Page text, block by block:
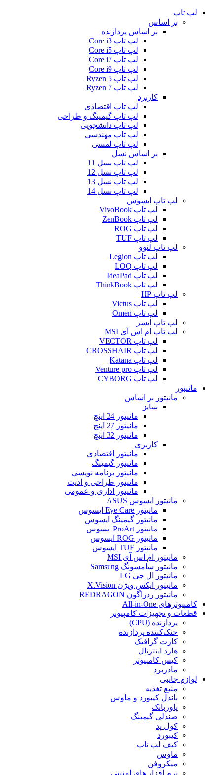
لپ تاپ
بر اساس
بر اساس پردازنده
لپ تاپ Core i3
لپ تاپ Core i5
لپ تاپ Core i7
لپ تاپ Core i9
لپ تاپ Ryzen 5
لپ تاپ Ryzen 7
کاربرد
لپ تاپ اقتصادی
لپ تاپ گیمینگ و طراحی
لپ تاپ دانشجویی
لپ تاپ مهندسی
لپ تاپ لمسی
بر اساس نسل
لپ تاپ نسل 11
لپ تاپ نسل 12
لپ تاپ نسل 13
لپ تاپ نسل 14
لپ تاپ ایسوس
لپ تاپ VivoBook
لپ تاپ ZenBook
لپ تاپ ROG
لپ تاپ TUF
لپ تاپ لنوو
لپ تاپ Legion
لپ تاپ LOQ
لپ تاپ IdeaPad
لپ تاپ ThinkBook
لپ تاپ HP
لپ تاپ Victus
لپ تاپ Omen
لپ تاپ ایسر
لپ تاپ ام اس آی MSI
لپ تاپ VECTOR
لپ تاپ CROSSHAIR
لپ تاپ Katana
لپ تاپ Venture pro
لپ تاپ CYBORG
مانیتور
مانیتور بر اساس
سایز
مانیتور 24 اینچ
مانیتور 27 اینچ
مانیتور 32 اینچ
کاربری
مانیتور اقتصادی
مانیتور گیمینگ
مانیتور برنامه نویسی
مانیتور طراحی و ادیت
مانیتور اداری و عمومی
مانیتور ایسوس ASUS
مانیتور Eye Care ایسوس
مانیتور گیمینگ ایسوس
مانیتور ProArt ایسوس
مانیتور ROG ایسوس
مانیتور TUF ایسوس
مانیتور ام اس آی MSI
مانیتور سامسونگ Samsung
مانیتور ال جی LG
مانیتور ایکس ویژن X.Vision
مانیتور ردراگون REDRAGON
کامپیوترهای All-in-One
قطعات و تجهیزات کامپیوتر
پردازنده (CPU)
خنک‌کننده پردازنده
کارت گرافیک
هارد اینترنال
کیس کامپیوتر
مادربرد
لوازم جانبی
منبع تغذیه
باندل کیبورد و ماوس
پاوربانک
صندلی گیمینگ
کول پد
کیبورد
کیف لپ تاپ
ماوس
میکروفن
نرم افزار های امنیتی